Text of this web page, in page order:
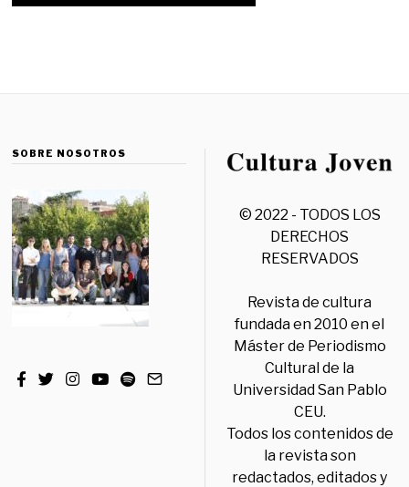
SOBRE NOSOTROS
© 2022 - TODOS LOS
DERECHOS
RESERVADOS
Revista de cultura
fundada en 2010 en el
Máster de Periodismo
Cultural de la
Universidad San Pablo
CEU.
Todos los contenidos de
la revista son
redactados, editados y